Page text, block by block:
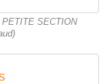
SECTION